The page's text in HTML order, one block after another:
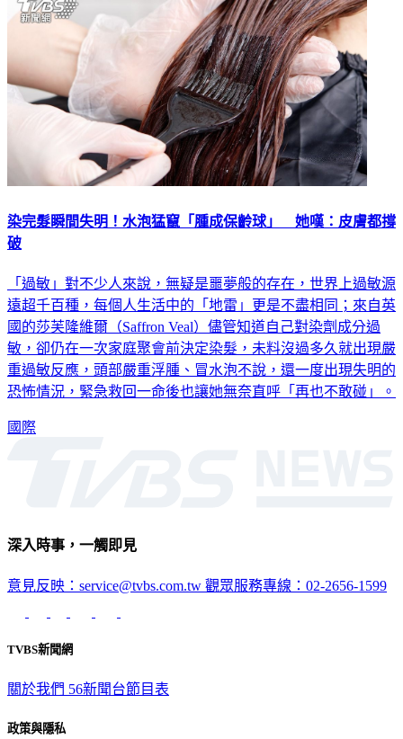
染完髮瞬間失明！水泡猛竄「腫成保齡球」 她嘆：皮膚都撐
破
「過敏」對不少人來說，無疑是噩夢般的存在，世界上過敏源
遠超千百種，每個人生活中的「地雷」更是不盡相同；來自英
國的莎芙隆維爾（Saffron Veal）儘管知道自己對染劑成分過
敏，卻仍在一次家庭聚會前決定染髮，未料沒過多久就出現嚴
重過敏反應，頭部嚴重浮腫、冒水泡不說，還一度出現失明的
恐怖情況，緊急救回一命後也讓她無奈直呼「再也不敢碰」。
國際
深入時事，一觸即見
意見反映：service@tvbs.com.tw 觀眾服務專線：02-2656-1599
TVBS新聞網
關於我們 56新聞台節目表
政策與隱私